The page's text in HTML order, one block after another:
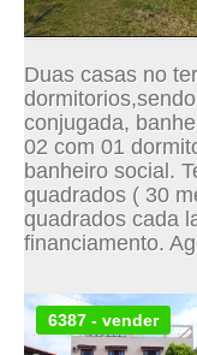
Duas casas no
conjugada,
02 com 01
banheiro social.
quadrados ( 30
quadrados cada
financiamento.
6387 - vender